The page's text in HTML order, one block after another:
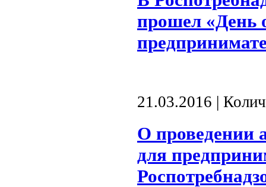
прошел «День
21.03.2016 |
О проведении
для